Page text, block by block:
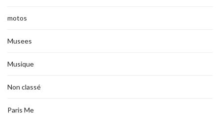
motos
Musees
Musique
Non classé
Paris Me